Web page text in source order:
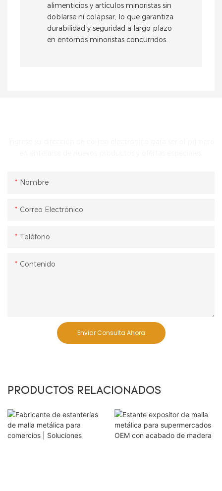
alimenticios y artículos minoristas sin
doblarse ni colapsar, lo que garantiza
durabilidad y seguridad a largo plazo
en entornos minoristas concurridos.
Nombre
Correo Electrónico
Teléfono
Contenido
Enviar Consulta Ahora
PRODUCTOS RELACIONADOS